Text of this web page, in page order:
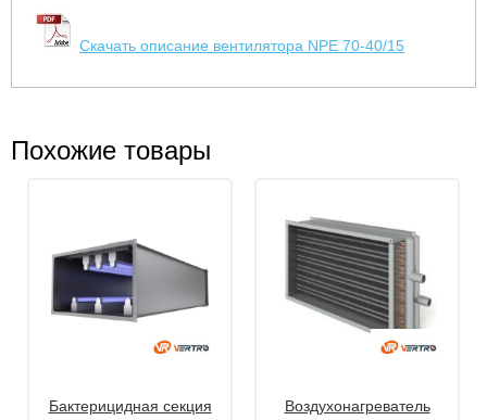
Скачать описание вентилятора NPE 70-40/15
Похожие товары
Бактерицидная секция
Воздухонагреватель